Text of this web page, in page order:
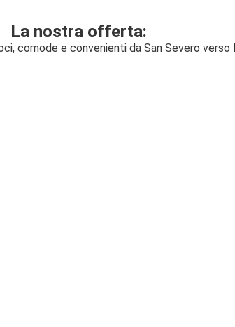
La nostra offerta:
comode e convenienti da San Severo verso